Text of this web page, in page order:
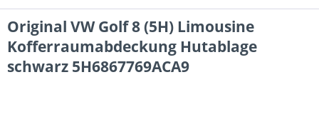
Original VW Golf 8 (5H) Limousine
Kofferraumabdeckung Hutablage
schwarz 5H6867769ACA9